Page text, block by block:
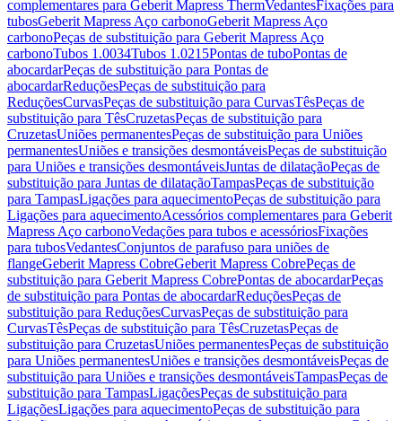
complementares para Geberit Mapress ThermVedantesFixações para
tubosGeberit Mapress Aço carbonoGeberit Mapress Aço
carbonoPeças de substituição para Geberit Mapress Aço
carbonoTubos 1.0034Tubos 1.0215Pontas de tuboPontas de
abocardarPeças de substituição para Pontas de
abocardarReduçõesPeças de substituição para
ReduçõesCurvasPeças de substituição para CurvasTêsPeças de
substituição para TêsCruzetasPeças de substituição para
CruzetasUniões permanentesPeças de substituição para Uniões
permanentesUniões e transições desmontáveisPeças de substituição
para Uniões e transições desmontáveisJuntas de dilataçãoPeças de
substituição para Juntas de dilataçãoTampasPeças de substituição
para TampasLigações para aquecimentoPeças de substituição para
Ligações para aquecimentoAcessórios complementares para Geberit
Mapress Aço carbonoVedações para tubos e acessóriosFixações
para tubosVedantesConjuntos de parafuso para uniões de
flangeGeberit Mapress CobreGeberit Mapress CobrePeças de
substituição para Geberit Mapress CobrePontas de abocardarPeças
de substituição para Pontas de abocardarReduçõesPeças de
substituição para ReduçõesCurvasPeças de substituição para
CurvasTêsPeças de substituição para TêsCruzetasPeças de
substituição para CruzetasUniões permanentesPeças de substituição
para Uniões permanentesUniões e transições desmontáveisPeças de
substituição para Uniões e transições desmontáveisTampasPeças de
substituição para TampasLigaçõesPeças de substituição para
LigaçõesLigações para aquecimentoPeças de substituição para